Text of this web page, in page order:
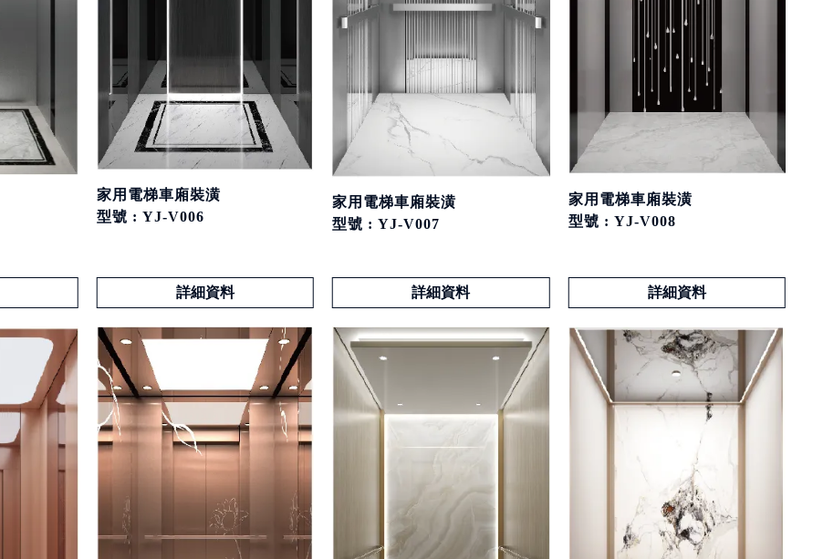
家用電梯車廂裝潢
型號 : YJ-V006
詳細資料
家用電梯車廂裝潢
型號 : YJ-V007
詳細資料
家用電梯車廂裝潢
型號 : YJ-V008
詳細資料